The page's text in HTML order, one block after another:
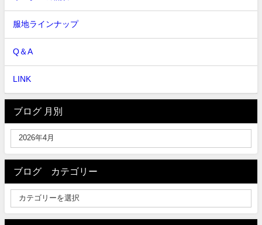
服地ラインナップ
Q＆A
LINK
ブログ 月別
ブログ カテゴリー